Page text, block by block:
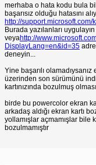
merhaba o hata kodu bula
başarısız olduğu hatasını
http://support.microsoft.com/
Burada yazılanları uygulayın
veyahttp://
DisplayLang=en&id=35
deneyin...
Yine başarılı
üzerinden son sürümünü
kartınızında bozulmuş
birde bu powercolor ekran
arkadaş aldığı ekran kartı
yollamışlar açmamışlar bile
bozulmamıştır